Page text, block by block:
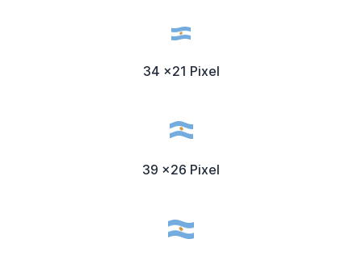
34 x21 Pixel
39 x26 Pixel